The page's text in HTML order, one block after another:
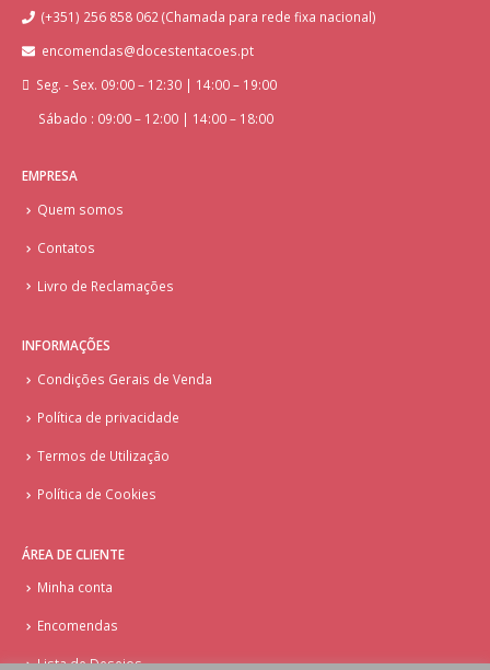
(+351) 256 858 062 (Chamada para rede fixa nacional)
encomendas@docestentacoes.pt
Seg. - Sex. 09:00 – 12:30 | 14:00 – 19:00
Sábado : 09:00 – 12:00 | 14:00 – 18:00
EMPRESA
Quem somos
Contatos
Livro de Reclamações
INFORMAÇÕES
Condições Gerais de Venda
Política de privacidade
Termos de Utilização
Política de Cookies
ÁREA DE CLIENTE
Minha conta
Encomendas
Lista de Desejos